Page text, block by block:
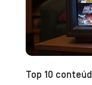
Top 10